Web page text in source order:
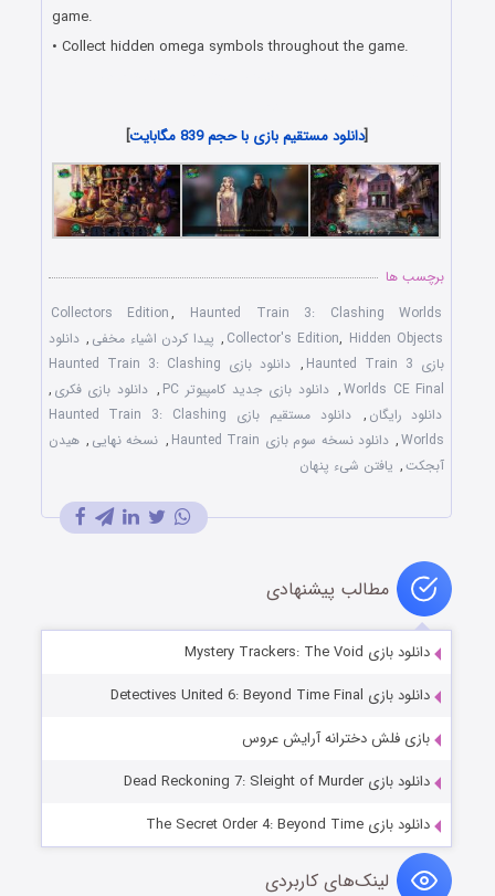
game.
• Collect hidden omega symbols throughout the game.
[دانلود مستقیم بازی با حجم 839 مگابایت ]
برچسب ها
Collectors Edition, Haunted Train 3: Clashing Worlds
Collector's Edition, Hidden Objects
, پیدا کردن اشیاء مخفی , دانلود
بازی Haunted Train 3
,
دانلود بازی Haunted Train 3: Clashing
Worlds CE Final
, دانلود بازی جدید کامپیوتر PC , دانلود بازی فکری ,
دانلود رایگان ,
دانلود مستقیم بازی Haunted Train 3: Clashing
Worlds
, دانلود نسخه سوم بازی Haunted Train , نسخه نهایی , هیدن
آبجکت, یافتن شیء پنهان
مطالب پیشنهادی
دانلود بازی Mystery Trackers: The Void
دانلود بازی Detectives United 6: Beyond Time Final
بازی فلش دخترانه آرایش عروس
دانلود بازی Dead Reckoning 7: Sleight of Murder
دانلود بازی The Secret Order 4: Beyond Time
لینک‌های کاربردی